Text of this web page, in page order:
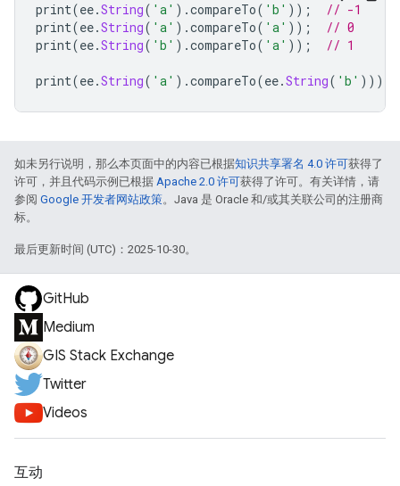
print(ee.String( 'a' ).compareTo( 'b' ));
// -1
print(ee.String( 'a' ).compareTo( 'a' ));
// 0
print(ee.String( 'b' ).compareTo( 'a' )); // 1
print(ee.String( 'a' ).compareTo(ee.String( 'b' )));
如未另行说明，那么本页面中的内容已根据知识共享署名 4.0 许可获得了
许可，并且代码示例已根据 Apache 2.0 许可获得了许可。有关详情，请
参阅 Google 开发者网站政策。Java 是 Oracle 和/或其关联公司的注册商
标。
最后更新时间 (UTC)：2025-10-30。
GitHub
Medium
GIS Stack Exchange
Twitter
Videos
互动